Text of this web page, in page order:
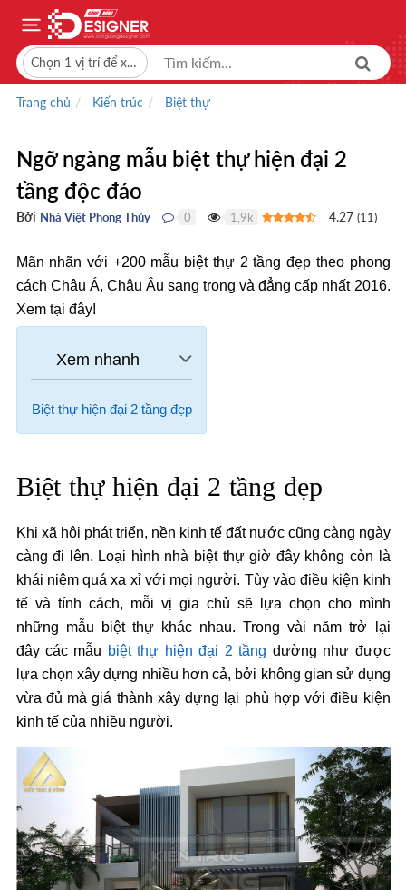
Chọn 1 vị trí để xem giá bán
Trang chủ Kiến trúc Biệt thự
Ngỡ ngàng mẫu biệt thự hiện đại 2
tầng độc đáo
Bởi Nhà Việt Phong Thủy 0 1,9k 4.27 (11)
Mãn nhãn với +200 mẫu biệt thự 2 tầng đẹp theo phong
cách Châu Á, Châu Âu sang trọng và đẳng cấp nhất 2016.
Xem tại đây!
Biệt thự hiện đại 2 tầng đẹp
Biệt thự hiện đại 2 tầng đẹp
Khi xã hội phát triển, nền kinh tế đất nước cũng càng ngày
càng đi lên. Loại hình nhà biệt thự giờ đây không còn là
khái niệm quá xa xỉ với mọi người. Tùy vào điều kiện kinh
tế và tính cách, mỗi vị gia chủ sẽ lựa chọn cho mình
những mẫu biệt thự khác nhau. Trong vài năm trở lại
đây các mẫu biệt thự hiện đại 2 tầng dường như được
lựa chọn xây dựng nhiều hơn cả, bởi không gian sử dụng
vừa đủ mà giá thành xây dựng lại phù hợp với điều kiện
kinh tế của nhiều người.